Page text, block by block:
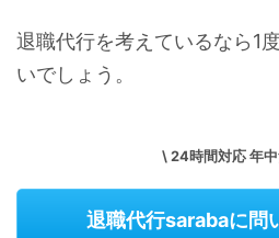
退職代行を考えているなら1
いでしょう。
\ 24時間対応 年
退職代行sarabaに問